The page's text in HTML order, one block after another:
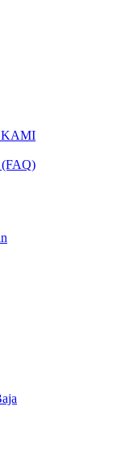
KAMI
(FAQ)